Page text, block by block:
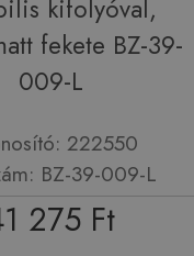
kifolyóval,
fekete BZ-39-
009-L
222550
BZ-39-009-L
275 Ft